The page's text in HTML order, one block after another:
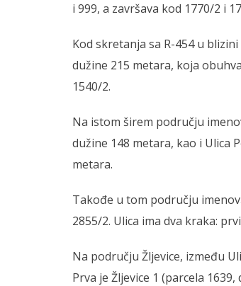
i 999, a završava kod 1770/2 i
Kod skretanja sa R-454 u
dužine 215 metara, koja
1540/2.
Na istom širem području
dužine 148 metara, kao i Ulica
metara.
Takođe u tom području
2855/2. Ulica ima dva kraka:
Na području Žljevice, između
Prva je Žljevice 1 (parcela